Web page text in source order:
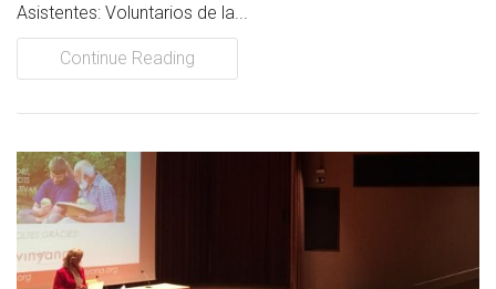
Asistentes: Voluntarios de la...
Continue Reading